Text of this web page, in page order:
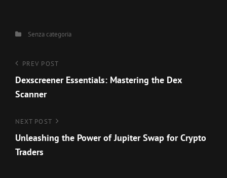
CategoriesSenza categoria
Navigazione
articoli
Previous
Post
PREV POST
Dexscreener Essentials: Mastering the Dex
Scanner
Next
Post
NEXT POST
Unleashing the Power of Jupiter Swap for Crypto
Traders